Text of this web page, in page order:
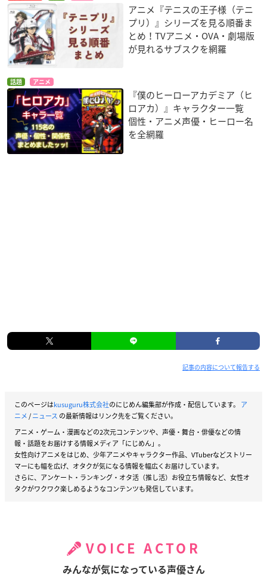
アニメ『テニスの王子様（テニ
プリ）』シリーズを見る順番ま
とめ！TVアニメ・OVA・劇場版
が見れるサブスクを網羅
話題 アニメ
『僕のヒーローアカデミア（ヒ
ロアカ）』キャラクター一覧
個性・アニメ声優・ヒーロー名
を全網羅
記事の内容について報告する
このページはkusuguru株式会社のにじめん編集部が作成・配信しています。 ア
ニメ/ニュース の最新情報はリンク先をご覧ください。
アニメ・ゲーム・漫画などの2次元コンテンツや、声優・舞台・俳優などの情
報・話題をお届けする情報メディア「にじめん」。
女性向けアニメをはじめ、少年アニメやキャラクター作品、VTuberなどストリー
マーにも幅を広げ、オタクが気になる情報を幅広くお届けしています。
さらに、アンケート・ランキング・オタ活（推し活）お役立ち情報など、女性オ
タクがワクワク楽しめるようなコンテンツも発信しています。
VOICE ACTOR
みんなが気になっている声優さん